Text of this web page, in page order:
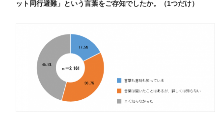
ット同行避難」という言葉をご存知でしたか。（1つだけ）